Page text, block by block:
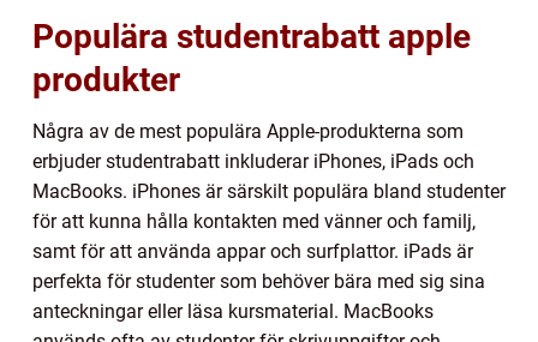
Populära studentrabatt apple
produkter
Några av de mest populära Apple-produkterna som
erbjuder studentrabatt inkluderar iPhones, iPads och
MacBooks. iPhones är särskilt populära bland studenter
för att kunna hålla kontakten med vänner och familj,
samt för att använda appar och surfplattor. iPads är
perfekta för studenter som behöver bära med sig sina
anteckningar eller läsa kursmaterial. MacBooks